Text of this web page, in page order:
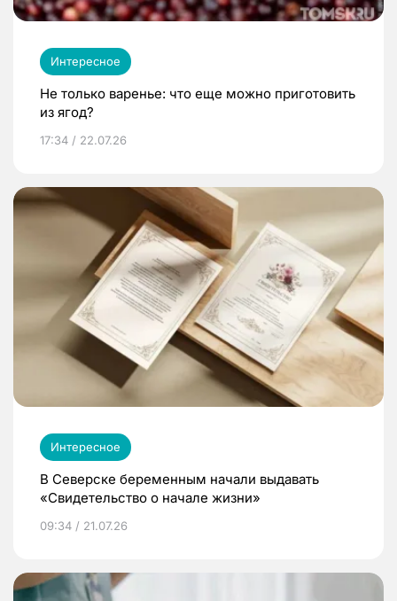
Интересное
Не только варенье: что еще можно приготовить
из ягод?
17:34 / 22.07.26
Интересное
В Северске беременным начали выдавать
«Свидетельство о начале жизни»
09:34 / 21.07.26